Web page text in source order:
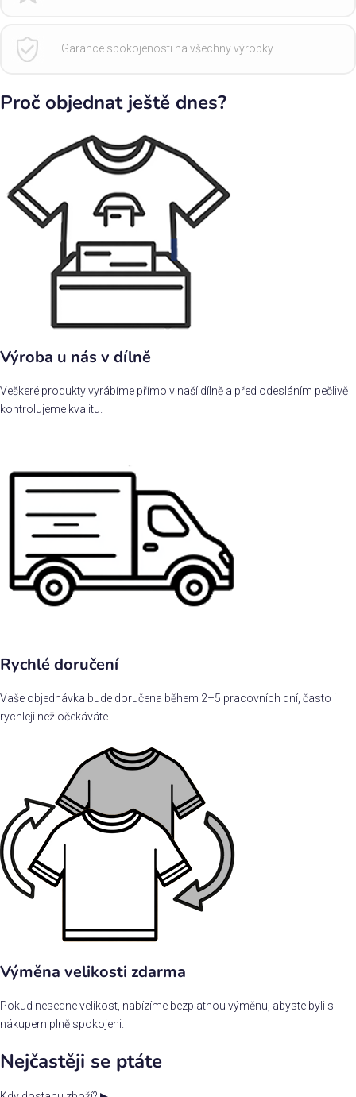
Garance spokojenosti na všechny výrobky
Proč objednat ještě dnes?
Výroba u nás v dílně
Veškeré produkty vyrábíme přímo v naší dílně a před odesláním pečlivě
kontrolujeme kvalitu.
Rychlé doručení
Vaše objednávka bude doručena během 2–5 pracovních dní, často i
rychleji než očekáváte.
Výměna velikosti zdarma
Pokud nesedne velikost, nabízíme bezplatnou výměnu, abyste byli s
nákupem plně spokojeni.
Nejčastěji se ptáte